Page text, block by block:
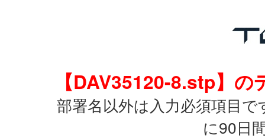
【DAV35120-8.stp】
部署名以外は入力必須項目
に90日